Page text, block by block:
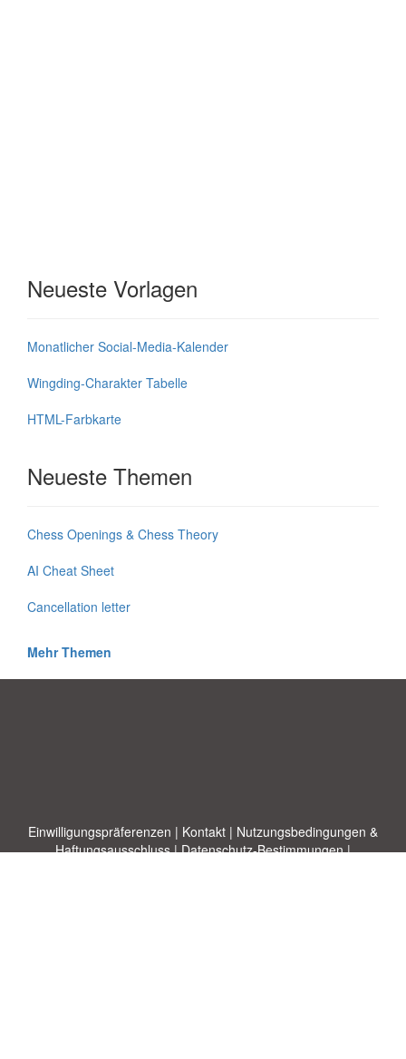
Neueste Vorlagen
Monatlicher Social-Media-Kalender
Wingding-Charakter Tabelle
HTML-Farbkarte
Neueste Themen
Chess Openings & Chess Theory
AI Cheat Sheet
Cancellation letter
Mehr Themen
Einwilligungspräferenzen | Kontakt | Nutzungsbedingungen &
Haftungsausschluss|Datenschutz-Bestimmungen|